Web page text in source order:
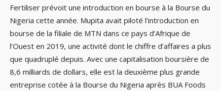
Fertiliser prévoit une introduction en bourse à la Bourse du
Nigeria cette année. Mupita avait piloté l’introduction en
bourse de la filiale de MTN dans ce pays d’Afrique de
l’Ouest en 2019, une activité dont le chiffre d’affaires a plus
que quadruplé depuis. Avec une capitalisation boursière de
8,6 milliards de dollars, elle est la deuxième plus grande
entreprise cotée à la Bourse du Nigeria après BUA Foods